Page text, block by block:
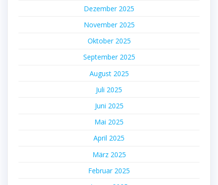
Dezember 2025
November 2025
Oktober 2025
September 2025
August 2025
Juli 2025
Juni 2025
Mai 2025
April 2025
März 2025
Februar 2025